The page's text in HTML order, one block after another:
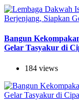
Bangun
Gelar Tasyakur di
184 views